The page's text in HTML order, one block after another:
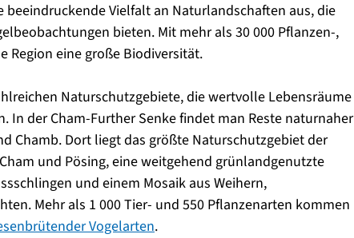
beeindruckende Vielfalt an Naturlandschaften aus, die
bieten. Mit mehr als 30 000 Pflanzen-,
Region eine große Biodiversität.
Naturschutzgebiete, die wertvolle Lebensräume
In der Cham-Further Senke findet man Reste naturnaher
Chamb. Dort liegt das größte Naturschutzgebiet der
und Pösing, eine weitgehend grünlandgenutzte
und einem Mosaik aus Weihern,
Mehr als 1 000 Tier- und 550 Pflanzenarten kommen
Vogelarten.